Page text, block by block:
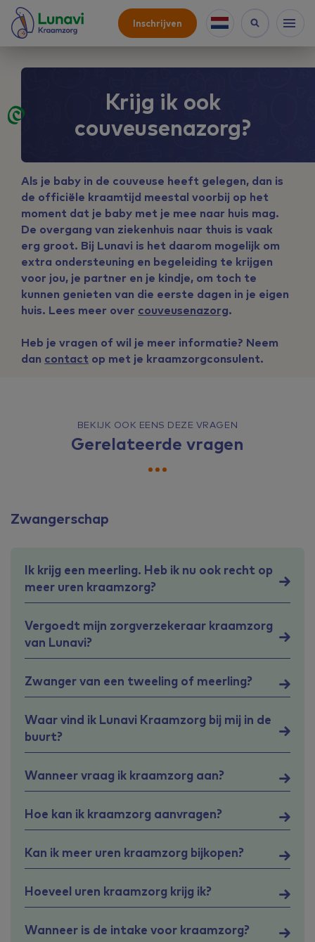
Inschrijven
Krijg ik ook
couveusenazorg?
Als je baby in de couveuse heeft gelegen, dan is
de officiële kraamtijd meestal voorbij op het
moment dat je baby met je mee naar huis mag.
De overgang van ziekenhuis naar thuis is vaak
erg groot. Bij Lunavi is het daarom mogelijk om
extra ondersteuning en begeleiding te krijgen
voor jou, je partner en je kindje, om toch te
kunnen genieten van die eerste dagen in je eigen
huis. Lees meer over couveusenazorg.
Heb je vragen of wil je meer informatie? Neem
dan contact op met je kraamzorgconsulent.
BEKIJK OOK EENS DEZE VRAGEN
Gerelateerde vragen
Zwangerschap
Ik krijg een meerling. Heb ik nu ook recht op
meer uren kraamzorg?
Vergoedt mijn zorgverzekeraar kraamzorg
van Lunavi?
Zwanger van een tweeling of meerling?
Waar vind ik Lunavi Kraamzorg bij mij in de
buurt?
Wanneer vraag ik kraamzorg aan?
Hoe kan ik kraamzorg aanvragen?
Kan ik meer uren kraamzorg bijkopen?
Hoeveel uren kraamzorg krijg ik?
Wanneer is de intake voor kraamzorg?